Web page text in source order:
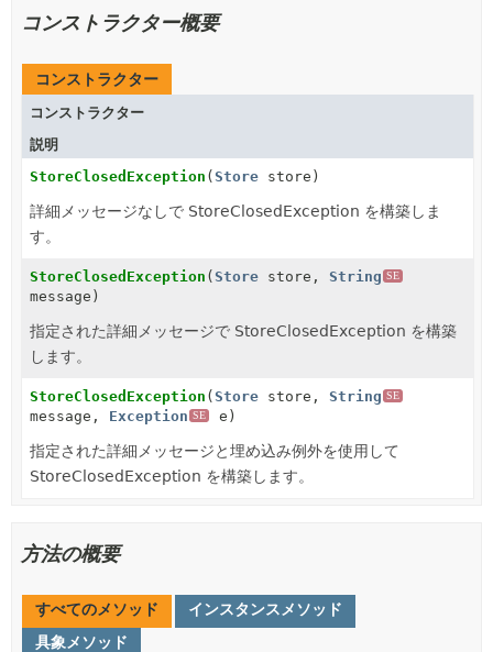
コンストラクター概要
コンストラクター
コンストラクター
説明
StoreClosedException ( Store store)
詳細メッセージなしで StoreClosedException を構築しま
す。
StoreClosedException ( Store store, String SE
message)
指定された詳細メッセージで StoreClosedException を構築
します。
StoreClosedException ( Store store, String SE
message, Exception SE e)
指定された詳細メッセージと埋め込み例外を使用して
StoreClosedException を構築します。
方法の概要
すべてのメソッド
インスタンスメソッド
具象メソッド